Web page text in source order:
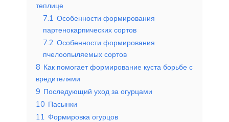
теплице
7.1 Особенности формирования
партенокарпических сортов
7.2 Особенности формирования
пчелоопыляемых сортов
8 Как помогает формирование куста борьбе с
вредителями
9 Последующий уход за огурцами
10 Пасынки
11 Формировка огурцов